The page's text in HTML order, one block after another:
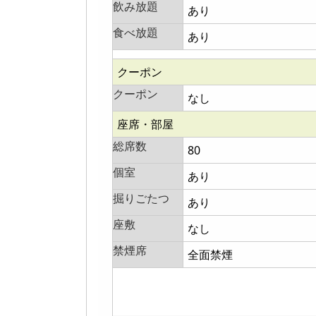
飲み放題
あり
食べ放題
あり
クーポン
クーポン
なし
座席・部屋
総席数
80
個室
あり
掘りごたつ
あり
座敷
なし
禁煙席
全面禁煙